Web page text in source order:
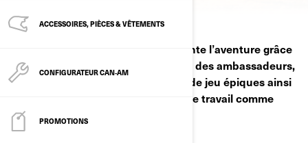
ACCESSOIRES, PIÈCES & VÊTEMENTS
CONFIGURATEUR CAN‑AM
PROMOTIONS
Découvrez comment Can‑Am alimente l’aventure grâce
aux histoires de pilotes, à la passion des ambassadeurs,
aux avis des médias, à des terrains de jeu épiques ainsi
qu'à des programmes conçus pour le travail comme
pour le plaisir.